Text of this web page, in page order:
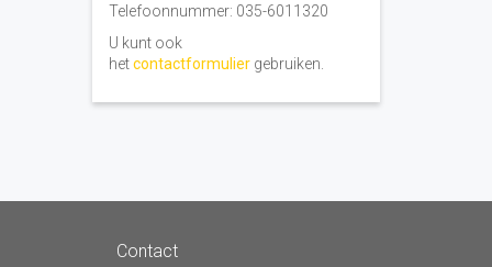
Telefoonnummer: 035-6011320
U kunt ook
hetcontactformuliergebruiken.
Contact